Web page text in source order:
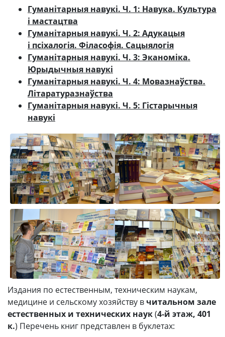
Гуманітарныя навукі. Ч. 1: Навука. Культура
і мастацтва
Гуманітарныя навукі. Ч. 2: Адукацыя
і псіхалогія. Філасофія. Сацыялогія
Гуманітарныя навукі. Ч. 3: Эканоміка.
Юрыдычныя навукі
Гуманітарныя навукі. Ч. 4: Мовазнаўства.
Літаратуразнаўства
Гуманітарныя навукі. Ч. 5: Гістарычныя
навукі
Издания по естественным, техническим наукам,
медицине и сельскому хозяйству в читальном зале
естественных и технических наук(4‑й этаж, 401
к.) Перечень книг представлен в буклетах: